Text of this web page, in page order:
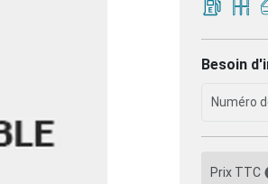
Besoin
Prix TTC